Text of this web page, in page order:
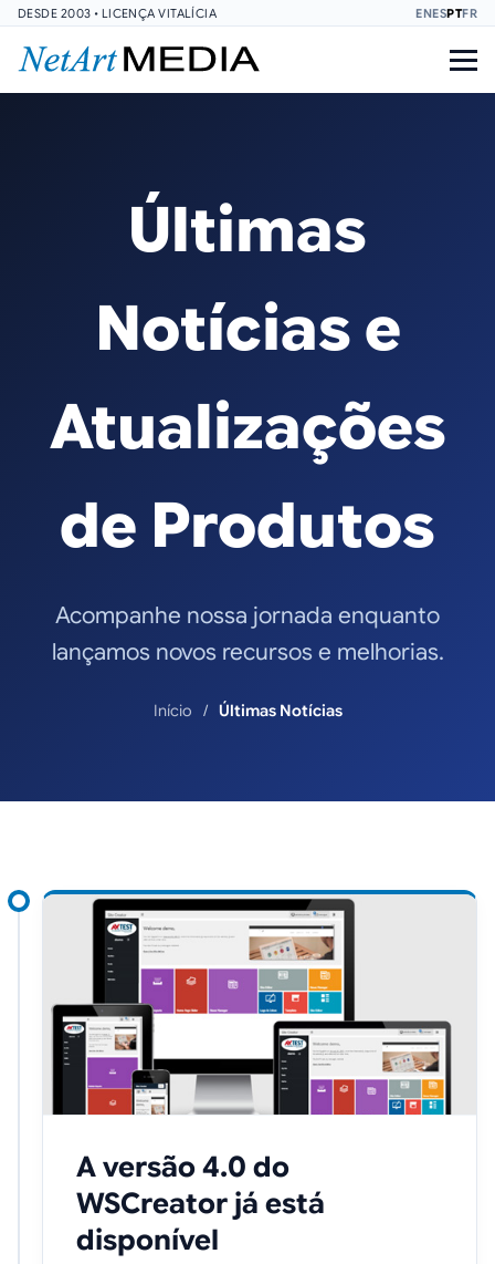
DESDE 2003 • LICENÇA VITALÍCIA ENESPTFR
Últimas
Notícias e
Atualizações
de Produtos
Acompanhe nossa jornada enquanto
lançamos novos recursos e melhorias.
Início Últimas Notícias
A versão 4.0 do
WSCreator já está
disponível